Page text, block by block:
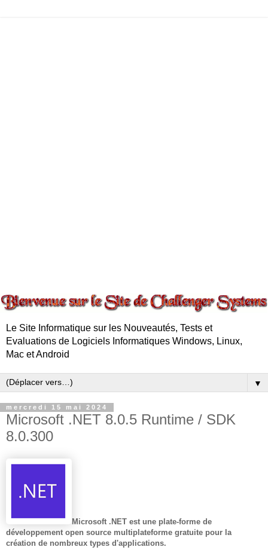
Le Site Informatique sur les Nouveautés, Tests et
Evaluations de Logiciels Informatiques Windows, Linux,
Mac et Android
▼
mercredi 15 mai 2024
Microsoft .NET 8.0.5 Runtime / SDK
8.0.300
Microsoft .NET est une plate-forme de
développement open source multiplateforme gratuite pour la
création de nombreux types d'applications.